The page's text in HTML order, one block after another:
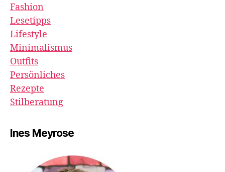
Fashion
Lesetipps
Lifestyle
Minimalismus
Outfits
Persönliches
Rezepte
Stilberatung
Ines Meyrose